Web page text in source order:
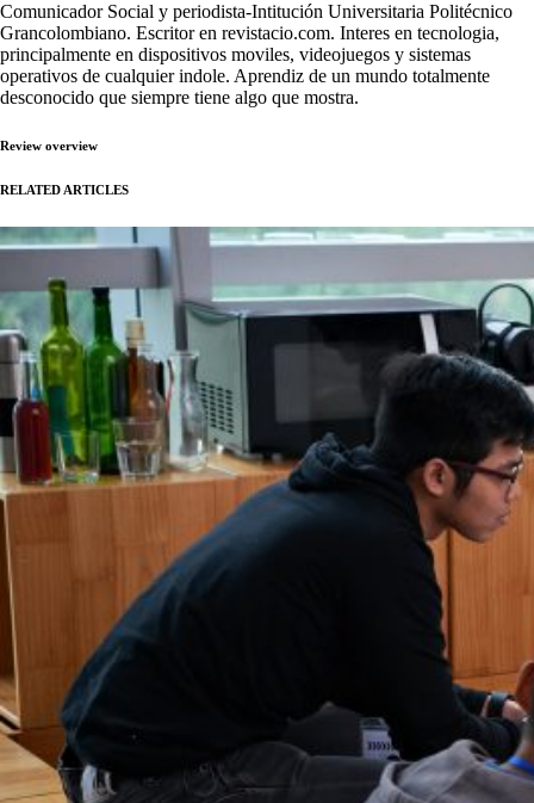
Comunicador Social y periodista-Intitución Universitaria Politécnico
Grancolombiano. Escritor en revistacio.com. Interes en tecnologia,
principalmente en dispositivos moviles, videojuegos y sistemas
operativos de cualquier indole. Aprendiz de un mundo totalmente
desconocido que siempre tiene algo que mostra.
Review overview
RELATED ARTICLES